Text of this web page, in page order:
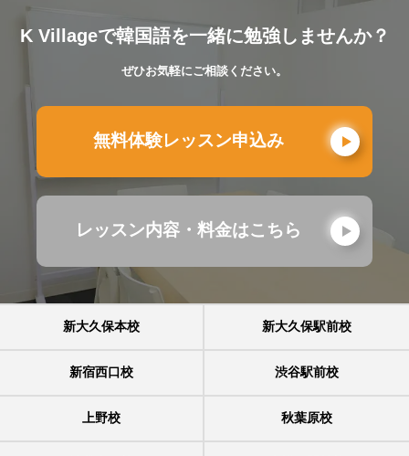
K Villageで韓国語を一緒に勉強しませんか？
ぜひお気軽にご相談ください。
無料体験レッスン申込み
レッスン内容・料金はこちら
新大久保本校 新大久保駅前校
新宿西口校 渋谷駅前校
上野校 秋葉原校